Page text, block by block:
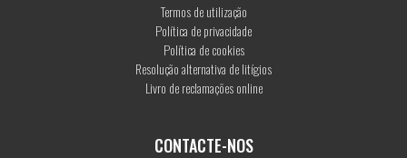
Termos de utilização
Política de privacidade
Política de cookies
Resolução alternativa de litígios
Livro de reclamações online
CONTACTE-NOS